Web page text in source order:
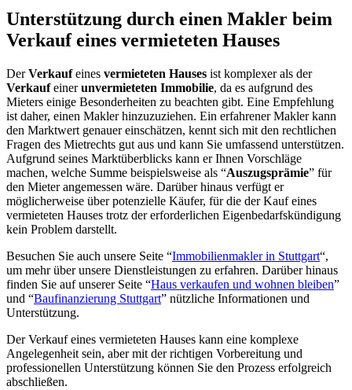
Unterstützung durch einen Makler beim
Verkauf eines vermieteten Hauses
DerVerkaufeines vermieteten Hauses ist komplexer als der
Verkaufeinerunvermieteten Immobilie, da es aufgrund des
Mieters einige Besonderheiten zu beachten gibt. Eine Empfehlung
ist daher, einen Makler hinzuzuziehen. Ein erfahrener Makler kann
den Marktwert genauer einschätzen, kennt sich mit den rechtlichen
Fragen des Mietrechts gut aus und kann Sie umfassend unterstützen.
Aufgrund seines Marktüberblicks kann er Ihnen Vorschläge
machen, welche Summe beispielsweise als “Auszugsprämie” für
den Mieter angemessen wäre. Darüber hinaus verfügt er
möglicherweise über potenzielle Käufer, für die der Kauf eines
vermieteten Hauses trotz der erforderlichen Eigenbedarfskündigung
kein Problem darstellt.
Besuchen Sie auch unsere Seite “Immobilienmakler in Stuttgart“,
um mehr über unsere Dienstleistungen zu erfahren. Darüber hinaus
finden Sie auf unserer Seite “Haus verkaufen und wohnen bleiben”
und “Baufinanzierung Stuttgart” nützliche Informationen und
Unterstützung.
Der Verkauf eines vermieteten Hauses kann eine komplexe
Angelegenheit sein, aber mit der richtigen Vorbereitung und
professionellen Unterstützung können Sie den Prozess erfolgreich
abschließen.